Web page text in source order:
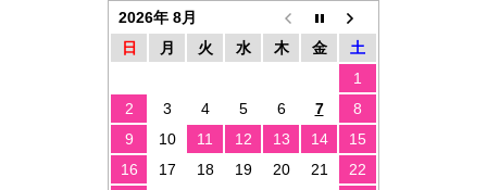
2026年 8月
日
月 火 水 木 金
土
1
2
3 4 5 6 7
8
9
10 11 12 13 14
15
16
17 18 19 20 21
22